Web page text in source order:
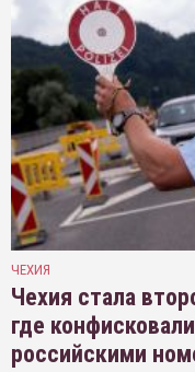
ЧЕХИЯ
Чехия стала
где
российскими